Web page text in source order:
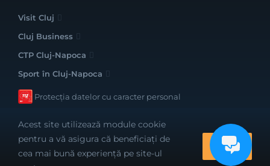
Visit Cluj
Cluj Business
CTP Cluj-Napoca
Sport în Cluj-Napoca
Protecția datelor cu caracter personal
Realizat cu bune intenții de către
Acest site utilizează module cookie
pentru a vă asigura că beneficiați de
cea mai bună experiență pe site-ul
OK